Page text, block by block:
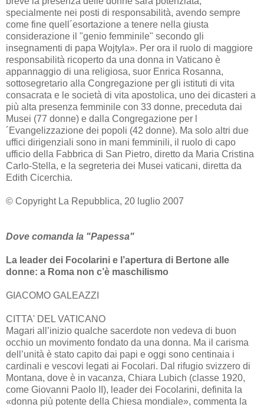
specialmente nei posti di responsabilità, avendo sempre
come fine quell´esortazione a tenere nella giusta
considerazione il "genio femminile" secondo gli
insegnamenti di papa Wojtyla». Per ora il ruolo di maggiore
responsabilità ricoperto da una donna in Vaticano è
appannaggio di una religiosa, suor Enrica Rosanna,
sottosegretario alla Congregazione per gli istituti di vita
consacrata e le società di vita apostolica, uno dei dicasteri a
più alta presenza femminile con 33 donne, preceduta dai
Musei (77 donne) e dalla Congregazione per l
´Evangelizzazione dei popoli (42 donne). Ma solo altri due
uffici dirigenziali sono in mani femminili, il ruolo di capo
ufficio della Fabbrica di San Pietro, diretto da Maria Cristina
Carlo-Stella, e la segreteria dei Musei vaticani, diretta da
Edith Cicerchia.
© Copyright La Repubblica, 20 luglio 2007
Dove comanda la "Papessa"
La leader dei Focolarini e l’apertura di Bertone alle
donne: a Roma non c’è maschilismo
GIACOMO GALEAZZI
CITTA' DEL VATICANO
Magari all’inizio qualche sacerdote non vedeva di buon
occhio un movimento fondato da una donna. Ma il carisma
dell’unità è stato capito dai papi e oggi sono centinaia i
cardinali e vescovi legati ai Focolari. Dal rifugio svizzero di
Montana, dove è in vacanza, Chiara Lubich (classe 1920,
come Giovanni Paolo II), leader dei Focolarini, definita la
«donna più potente della Chiesa mondiale», commenta la